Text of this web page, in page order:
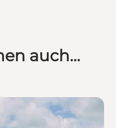
auch...